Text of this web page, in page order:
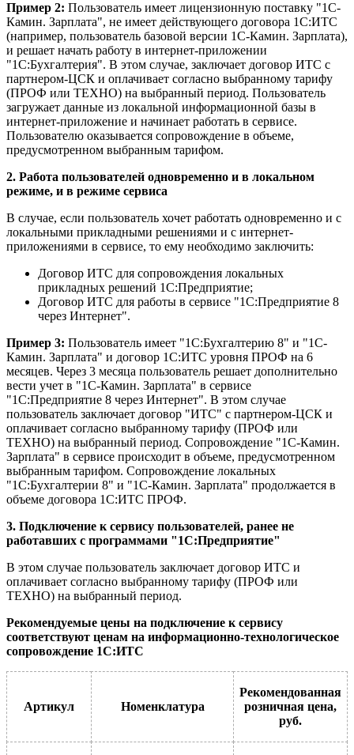
Пример 2: Пользователь имеет лицензионную поставку "1С-
Камин. Зарплата", не имеет действующего договора 1С:ИТС
(например, пользователь базовой версии 1С-Камин. Зарплата),
и решает начать работу в интернет-приложении
"1С:Бухгалтерия". В этом случае, заключает договор ИТС с
партнером-ЦСК и оплачивает согласно выбранному тарифу
(ПРОФ или ТЕХНО) на выбранный период. Пользователь
загружает данные из локальной информационной базы в
интернет-приложение и начинает работать в сервисе.
Пользователю оказывается сопровождение в объеме,
предусмотренном выбранным тарифом.
2. Работа пользователей одновременно и в локальном
режиме, и в режиме сервиса
В случае, если пользователь хочет работать одновременно и с
локальными прикладными решениями и с интернет-
приложениями в сервисе, то ему необходимо заключить:
Договор ИТС для сопровождения локальных
прикладных решений 1С:Предприятие;
Договор ИТС для работы в сервисе "1С:Предприятие 8
через Интернет".
Пример 3: Пользователь имеет "1С:Бухгалтерию 8" и "1С-
Камин. Зарплата" и договор 1С:ИТС уровня ПРОФ на 6
месяцев. Через 3 месяца пользователь решает дополнительно
вести учет в "1С-Камин. Зарплата" в сервисе
"1С:Предприятие 8 через Интернет". В этом случае
пользователь заключает договор "ИТС" с партнером-ЦСК и
оплачивает согласно выбранному тарифу (ПРОФ или
ТЕХНО) на выбранный период. Сопровождение "1С-Камин.
Зарплата" в сервисе происходит в объеме, предусмотренном
выбранным тарифом. Сопровождение локальных
"1С:Бухгалтерии 8" и "1С-Камин. Зарплата" продолжается в
объеме договора 1С:ИТС ПРОФ.
3. Подключение к сервису пользователей, ранее не
работавших с программами "1С:Предприятие"
В этом случае пользователь заключает договор ИТС и
оплачивает согласно выбранному тарифу (ПРОФ или
ТЕХНО) на выбранный период.
Рекомендуемые цены на подключение к сервису
соответствуют ценам на информационно-технологическое
сопровождение 1С:ИТС
Артикул Номенклатура
Рекомендованная
розничная цена,
руб.